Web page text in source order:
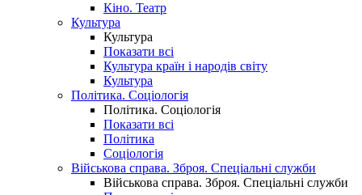
Кіно. Театр
Культура
Культура
Показати всі
Культура країн і народів світу
Культура
Політика. Соціологія
Політика. Соціологія
Показати всі
Політика
Соціологія
Військова справа. Зброя. Спеціальні служби
Військова справа. Зброя. Спеціальні служби